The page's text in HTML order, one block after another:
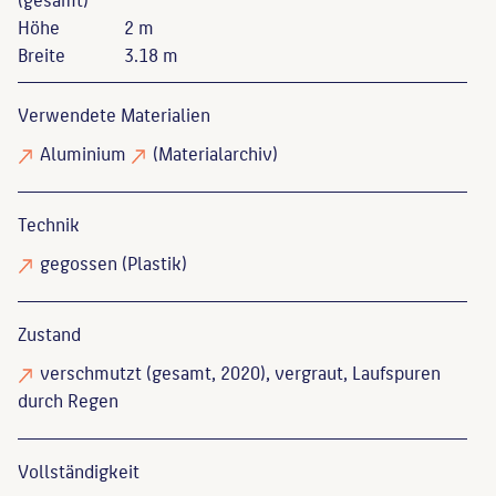
Höhe
Breite
2 m
3.18 m
Verwendete Materialien
Aluminium
(Materialarchiv)
Technik
gegossen (Plastik)
Zustand
verschmutzt(gesamt, 2020), vergraut, Laufspuren
durch Regen
Vollständigkeit